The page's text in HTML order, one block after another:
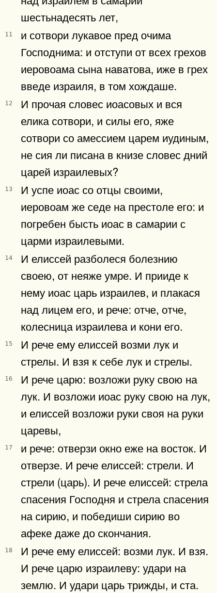
шестьнадесять лет,
11
и сотвори лукавое пред очима
Господнима: и отступи от всех грехов
иеровоама сына наватова, иже в грех
введе израиля, в том хождаше.
12
И прочая словес иоасовых и вся
елика сотвори, и силы его, яже
сотвори со амессием царем иудиным,
не сия ли писана в книзе словес дний
царей израилевых?
13
И успе иоас со отцы своими,
иеровоам же седе на престоле его: и
погребен бысть иоас в самарии с
царми израилевыми.
14
И елиссей разболеся болезнию
своею, от неяже умре. И прииде к
нему иоас царь израилев, и плакася
над лицем его, и рече: отче, отче,
колесница израилева и кони его.
15
И рече ему елиссей возми лук и
стрелы. И взя к себе лук и стрелы.
16
И рече царю: возложи руку свою на
лук. И возложи иоас руку свою на лук,
и елиссей возложи руки своя на руки
царевы,
17
и рече: отверзи окно еже на восток. И
отверзе. И рече елиссей: стрели. И
стрели (царь). И рече елиссей: стрела
спасения Господня и стрела спасения
на сирию, и победиши сирию во
афеке даже до скончания.
18
И рече ему елиссей: возми лук. И взя.
И рече царю израилеву: удари на
землю. И удари царь трижды, и ста.